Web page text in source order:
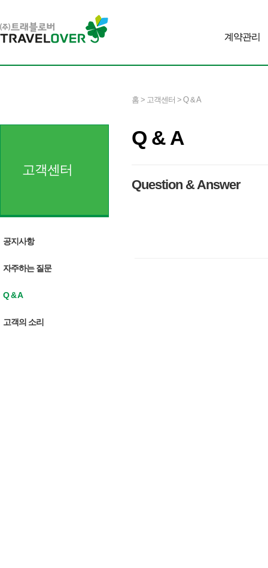
계약관리
고객센터
공지사항
자주하는 질문
Q & A
고객의 소리
홈 > 고객센터 > Q & A
Q & A
Question & Answer